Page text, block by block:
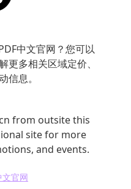
中文官网？您可以
更多相关区域定价、
信息。
from outsite this
site for more
and events.
官网
转、换图、裁图、提
明度。